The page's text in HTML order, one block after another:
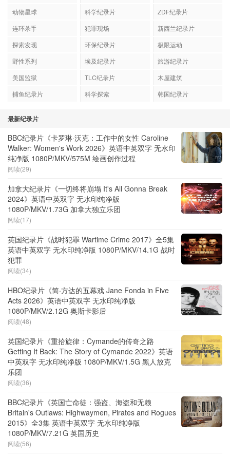
动物星球
科学纪录片
ZDF纪录片
连环杀手
犯罪现场
新西兰纪录片
探索发现
环保纪录片
极限运动
野性系列
埃及纪录片
旅游纪录片
美国监狱
TLC纪录片
木屋建筑
捕鱼纪录片
科学探索 韩国纪录片
最新纪录片
BBC纪录片《卡罗琳·沃克：工作中的女性 Caroline
Walker: Women's Work 2026》英语中英双字 无水印
纯净版 1080P/MKV/575M 绘画创作过程
阅读(29)
加拿大纪录片《一切终将崩塌 It's All Gonna Break
2024》英语中英双字 无水印纯净版
1080P/MKV/1.73G 加拿大独立乐团
阅读(17)
英国纪录片《战时犯罪 Wartime Crime 2017》全5集
英语中英双字 无水印纯净版 1080P/MKV/14.1G 战时
犯罪
阅读(34)
HBO纪录片《简·方达的五幕戏 Jane Fonda in Five
Acts 2026》英语中英双字 无水印纯净版
1080P/MKV/2.12G 奥斯卡影后
阅读(48)
英国纪录片《重拾旋律：Cymande的传奇之路
Getting It Back: The Story of Cymande 2022》英语
中英双字 无水印纯净版 1080P/MKV/1.5G 黑人放克
乐团
阅读(36)
BBC纪录片《英国亡命徒：强盗、海盗和无赖
Britain's Outlaws: Highwaymen, Pirates and Rogues
2015》全3集 英语中英双字 无水印纯净版
1080P/MKV/7.21G 英国历史
阅读(56)